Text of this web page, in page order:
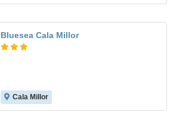
Bluesea Cala Millor
Cala Millor